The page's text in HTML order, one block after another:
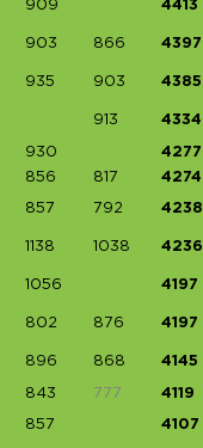
909 4413
903 866 4397
935 903 4385
913 4334
930
4277
856 817 4274
857 792 4238
1138 1038 4236
1056 4197
802 876 4197
896 868 4145
843 777 4119
857 4107